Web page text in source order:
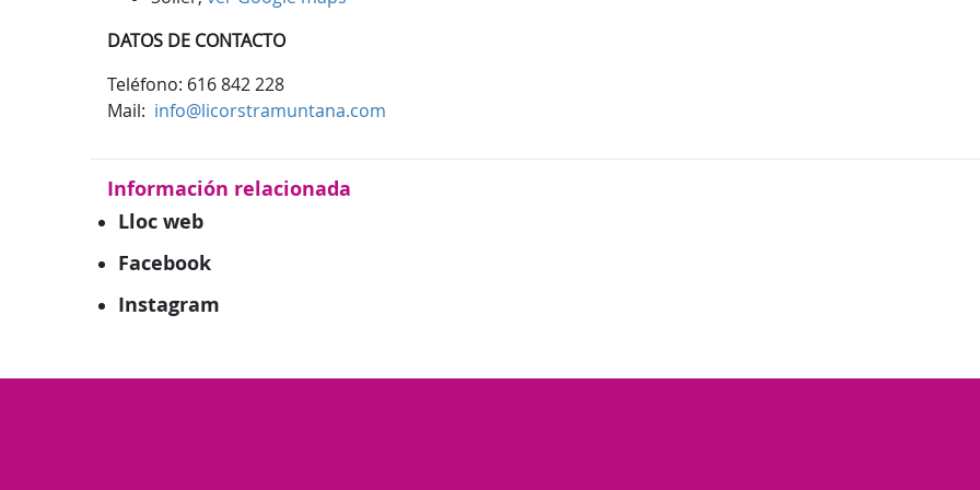
DATOS DE CONTACTO
Teléfono: 616 842 228
Mail: info@licorstramuntana.com
Información relacionada
Lloc web
Facebook
Instagram